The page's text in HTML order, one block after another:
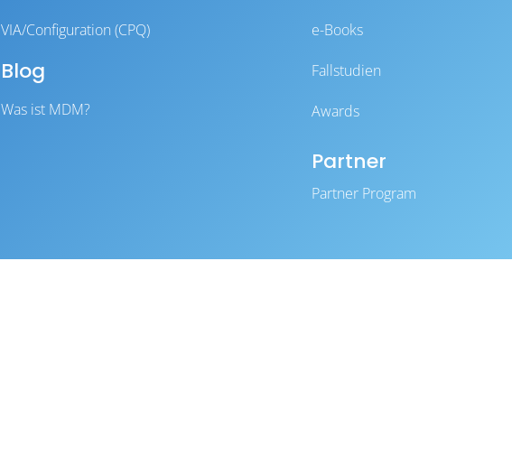
VIA/Configuration (CPQ)
Blog
Was ist MDM?
e-Books
Fallstudien
Awards
Partner
Partner Program